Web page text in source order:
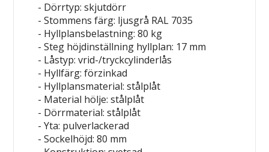
- Dörrtyp: skjutdörr
- Stommens färg: ljusgrå RAL 7035
- Hyllplansbelastning: 80 kg
- Steg höjdinställning hyllplan: 17 mm
- Låstyp: vrid-/tryckcylinderlås
- Hyllfärg: förzinkad
- Hyllplansmaterial: stålplåt
- Material hölje: stålplåt
- Dörrmaterial: stålplåt
- Yta: pulverlackerad
- Sockelhöjd: 80 mm